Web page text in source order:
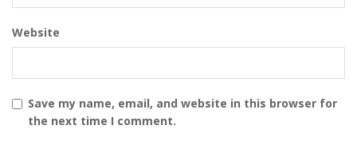
Website
Save my name, email, and website in this browser for
the next time I comment.